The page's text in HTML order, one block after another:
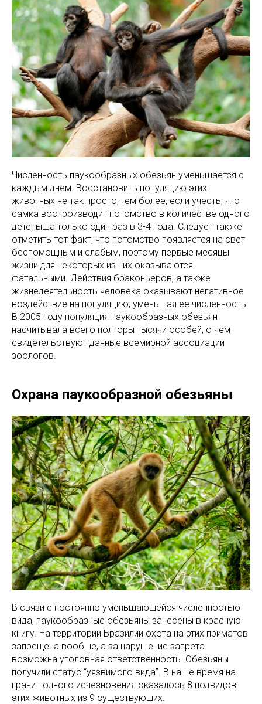
Численность паукообразных обезьян уменьшается с
каждым днем. Восстановить популяцию этих
животных не так просто, тем более, если учесть, что
самка воспроизводит потомство в количестве одного
детеныша только один раз в 3-4 года. Следует также
отметить тот факт, что потомство появляется на свет
беспомощным и слабым, поэтому первые месяцы
жизни для некоторых из них оказываются
фатальными. Действия браконьеров, а также
жизнедеятельность человека оказывают негативное
воздействие на популяцию, уменьшая ее численность.
В 2005 году популяция паукообразных обезьян
насчитывала всего полторы тысячи особей, о чем
свидетельствуют данные всемирной ассоциации
зоологов.
Охрана паукообразной обезьяны
В связи с постоянно уменьшающейся численностью
вида, паукообразные обезьяны занесены в красную
книгу. На территории Бразилии охота на этих приматов
запрещена вообще, а за нарушение запрета
возможна уголовная ответственность. Обезьяны
получили статус “уязвимого вида”. В наше время на
грани полного исчезновения оказалось 8 подвидов
этих животных из 9 существующих.